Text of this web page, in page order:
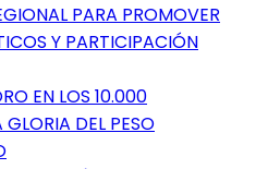
PARA PROMOVER
Y PARTICIPACIÓN
EN LOS 10.000
GLORIA DEL PESO